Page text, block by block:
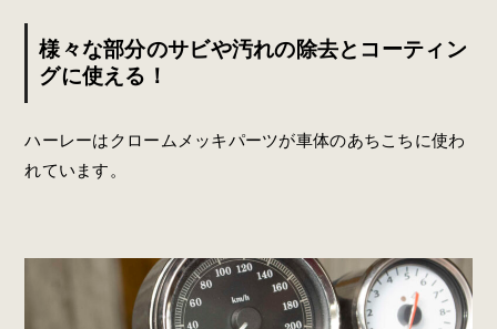
様々な部分のサビや汚れの除去とコーティン
グに使える！
ハーレーはクロームメッキパーツが車体のあちこちに使わ
れています。